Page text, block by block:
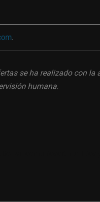
se ha realizado con la
humana.